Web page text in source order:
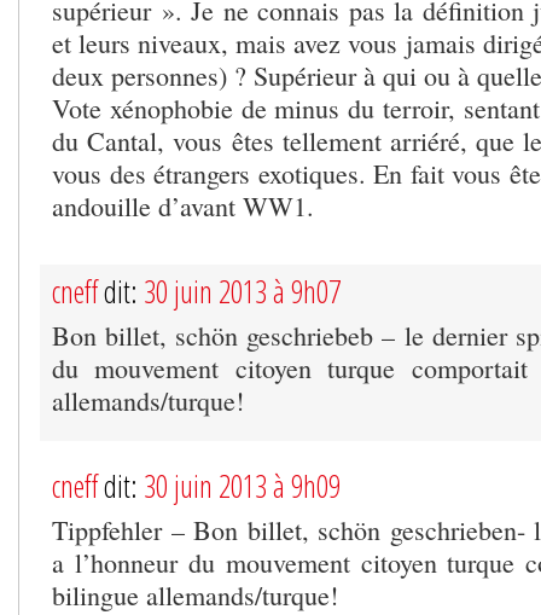
supérieur ». Je ne connais pas la définition
et leurs niveaux, mais avez vous jamais
deux personnes) ? Supérieur à qui ou à
Vote xénophobie de minus du terroir,
du Cantal, vous êtes tellement arriéré, que
vous des étrangers exotiques. En fait vous
andouille d’avant WW1.
cneffdit: 30 juin 2013 à 9h07
Bon billet, schön geschriebeb – le dernier
du mouvement citoyen turque
allemands/turque!
cneffdit: 30 juin 2013 à 9h09
Tippfehler – Bon billet, schön geschrieben-
a l’honneur du mouvement citoyen turque
bilingue allemands/turque!